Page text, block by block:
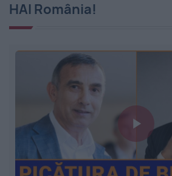
HAI România!